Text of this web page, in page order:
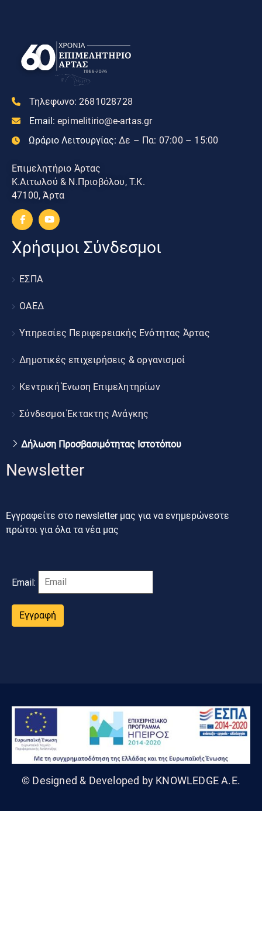
Τηλεφωνο: 2681028728
Email: epimelitirio@e-artas.gr
Ωράριο Λειτουργίας: Δε – Πα: 07:00 – 15:00
Επιμελητήριο Άρτας
Κ.Αιτωλού & Ν.Πριοβόλου, Τ.Κ.
47100, Άρτα
Χρήσιμοι Σύνδεσμοι
ΕΣΠΑ
ΟΑΕΔ
Υπηρεσίες Περιφερειακής Ενότητας Άρτας
Δημοτικές επιχειρήσεις & οργανισμοί
Κεντρική Ένωση Επιμελητηρίων
Σύνδεσμοι Έκτακτης Ανάγκης
Δήλωση Προσβασιμότητας Ιστοτόπου
Newsletter
Εγγραφείτε στο newsletter μας για να ενημερώνεστε
πρώτοι για όλα τα νέα μας
Email:
Εγγραφή
© Designed & Developed by KNOWLEDGE A.E.